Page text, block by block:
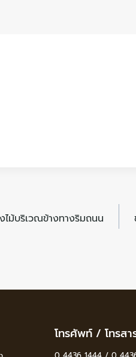
ม้บริเวณข้างทางริมถนน
โทรศัพท์ / โทรสา